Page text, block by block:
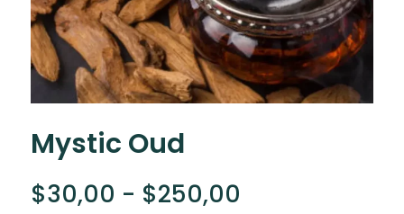
Mystic Oud
$30,00 - $250,00